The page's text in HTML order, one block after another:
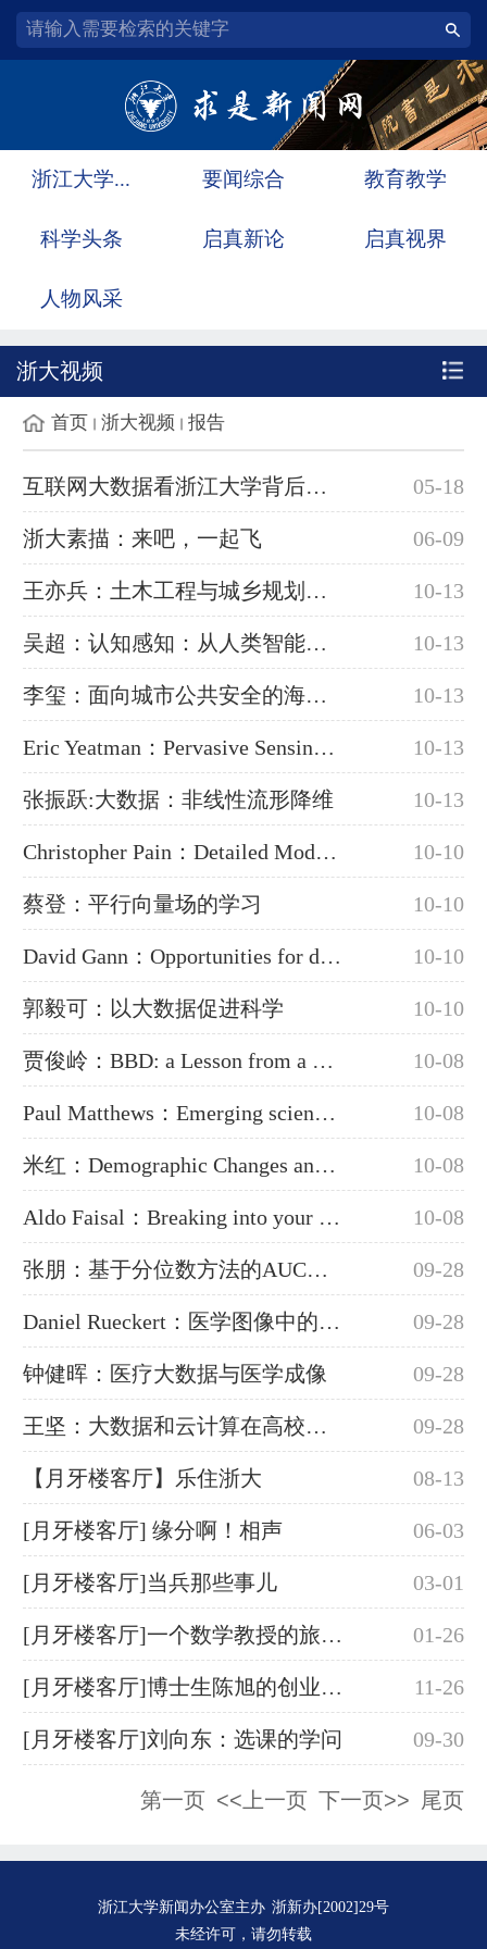
浙江大学... 要闻综合 教育教学
科学头条 启真新论 启真视界
人物风采
浙大视频
首页 浙大视频 报告
互联网大数据看浙江大学背后千万粉丝 05-18
浙大素描：来吧，一起飞 06-09
王亦兵：土木工程与城乡规划中的大数据研究 10-13
吴超：认知感知：从人类智能到传感智能 10-13
李玺：面向城市公共安全的海量视觉数据分析 10-13
Eric Yeatman：Pervasive Sensing for Smart Cities and Environments 10-13
张振跃:大数据：非线性流形降维 10-13
Christopher Pain：Detailed Modeling of Air Pollution in Cities 10-10
蔡登：平行向量场的学习 10-10
David Gann：Opportunities for data-driven innovation 10-10
郭毅可：以大数据促进科学 10-10
贾俊岭：BBD: a Lesson from a Biologist 10-08
Paul Matthews：Emerging science to transform future healthcare 10-08
米红：Demographic Changes and Public Policy Simulation 10-08
Aldo Faisal：Breaking into your Brain 10-08
张朋：基于分位数方法的AUC推断 09-28
Daniel Rueckert：医学图像中的大数据 09-28
钟健晖：医疗大数据与医学成像 09-28
王坚：大数据和云计算在高校教学和研究中的应用 09-28
【月牙楼客厅】乐住浙大 08-13
[月牙楼客厅] 缘分啊！相声 06-03
[月牙楼客厅]当兵那些事儿 03-01
[月牙楼客厅]一个数学教授的旅行日记 01-26
[月牙楼客厅]博士生陈旭的创业计划 11-26
[月牙楼客厅]刘向东：选课的学问 09-30
第一页 <<上一页 下一页>> 尾页
浙江大学新闻办公室主办 浙新办[2002]29号
未经许可，请勿转载